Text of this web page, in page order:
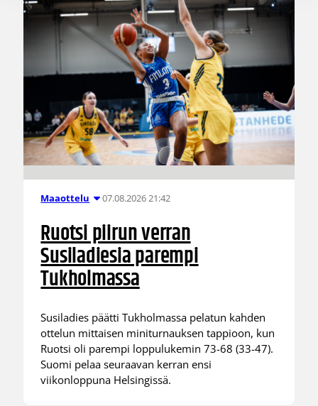
Maaottelu 07.08.2026 21:42
Ruotsi piirun verran
Susiladiesia parempi
Tukholmassa
Susiladies päätti Tukholmassa pelatun kahden
ottelun mittaisen miniturnauksen tappioon, kun
Ruotsi oli parempi loppulukemin 73-68 (33-47).
Suomi pelaa seuraavan kerran ensi
viikonloppuna Helsingissä.